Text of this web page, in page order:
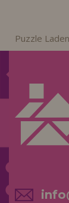
Puzzle Laden